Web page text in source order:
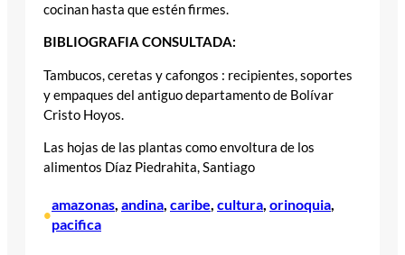
cocinan hasta que estén firmes.
BIBLIOGRAFIA CONSULTADA:
Tambucos, ceretas y cafongos : recipientes, soportes
y empaques del antiguo departamento de Bolívar
Cristo Hoyos.
Las hojas de las plantas como envoltura de los
alimentos Díaz Piedrahita, Santiago
•
amazonas andina caribe cultura orinoquia
pacifica